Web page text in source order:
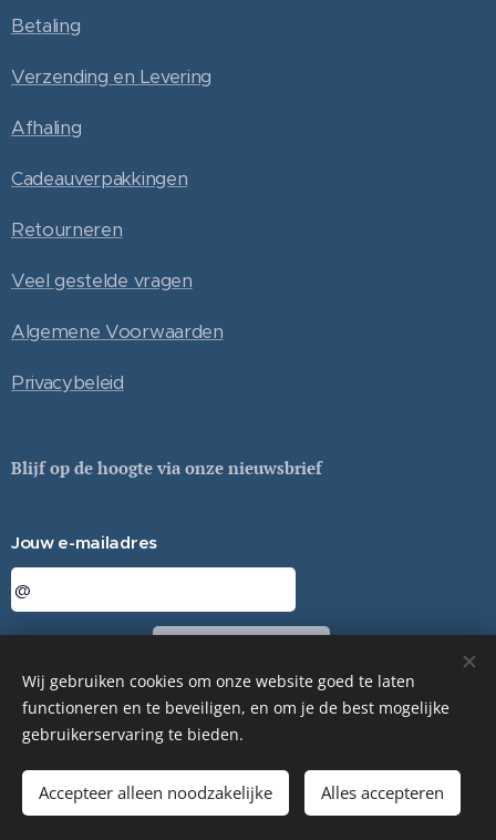
Betaling
Verzending en Levering
Afhaling
Cadeauverpakkingen
Retourneren
Veel gestelde vragen
Algemene Voorwaarden
Privacybeleid
Blijf op de hoogte via onze nieuwsbrief
Jouw e-mailadres
© ESSA TERRA - 2024 Cookies
Wij gebruiken cookies om onze website goed te laten
functioneren en te beveiligen, en om je de best mogelijke
gebruikerservaring te bieden.
Accepteer alleen noodzakelijke Alles accepteren